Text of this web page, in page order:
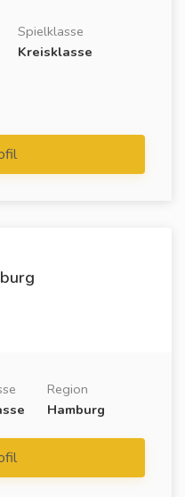
Spielklasse
Kreisklasse
Region
Hamburg